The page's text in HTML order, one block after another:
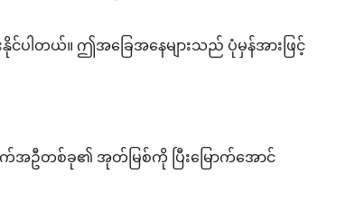
င်ပါတယ်။ ဤအခြေအနေများသည် ပုံမှန်အားဖြင့်
အဦတစ်ခု၏ အုတ်မြစ်ကို ပြီးမြောက်အောင်